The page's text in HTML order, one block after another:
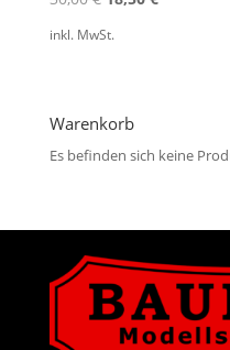
inkl. MwSt.
Warenkorb
Es befinden sich keine